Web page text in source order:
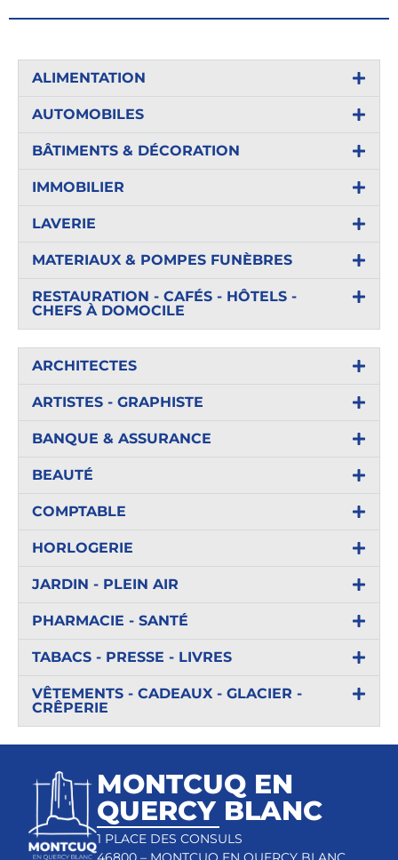
ALIMENTATION
AUTOMOBILES
BÂTIMENTS & DÉCORATION
IMMOBILIER
LAVERIE
MATERIAUX & POMPES FUNÈBRES
RESTAURATION - CAFÉS - HÔTELS -
CHEFS À DOMOCILE
ARCHITECTES
ARTISTES - GRAPHISTE
BANQUE & ASSURANCE
BEAUTÉ
COMPTABLE
HORLOGERIE
JARDIN - PLEIN AIR
PHARMACIE - SANTÉ
TABACS - PRESSE - LIVRES
VÊTEMENTS - CADEAUX - GLACIER -
CRÊPERIE
MONTCUQ EN
QUERCY BLANC
1 PLACE DES CONSULS